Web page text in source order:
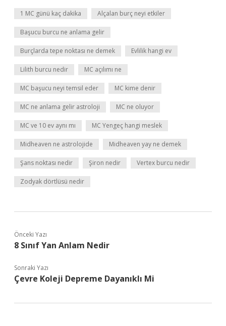
1 MC günü kaç dakika Alçalan burç neyi etkiler
Başucu burcu ne anlama gelir
Burçlarda tepe noktası ne demek Evlilik hangi ev
Lilith burcu nedir MC açılımı ne
MC başucu neyi temsil eder MC kime denir
MC ne anlama gelir astroloji MC ne oluyor
MC ve 10 ev aynı mı MC Yengeç hangi meslek
Midheaven ne astrolojide Midheaven yay ne demek
Şans noktası nedir Şiron nedir Vertex burcu nedir
Zodyak dörtlüsü nedir
Önceki Yazı
8 Sınıf Yan Anlam Nedir
Sonraki Yazı
Çevre Koleji Depreme Dayanıklı Mi